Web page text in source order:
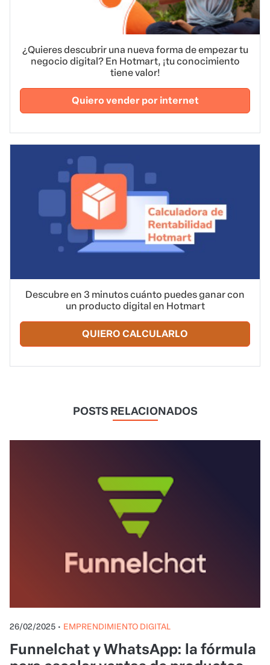
¿Quieres descubrir una nueva forma de empezar tu
negocio digital? En Hotmart, ¡tu conocimiento
tiene valor!
Quiero vender por internet
Descubre en 3 minutos cuánto puedes ganar con
un producto digital en Hotmart
QUIERO CALCULARLO
POSTS RELACIONADOS
26/02/2025 • EMPRENDIMIENTO DIGITAL
Funnelchat y WhatsApp: la fórmula